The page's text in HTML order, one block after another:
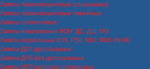
Лампы люминисцентные штырьковые
Лампы люминисцентные линейные
Лампы галогеновые
Лампы накаливания ЛОН, ДС, ДШ, МО
Лампы зеркальные R39, R50, R63, R80, ИКЗК
Лампы ДРЛ дроссельные
Лампы ДРВ без дроссельные
Лампы МГЛ металло-галогенные